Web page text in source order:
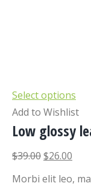
Select options
Add to Wishlist
Low glossy
$39.00$26.00
Morbi elit leo,